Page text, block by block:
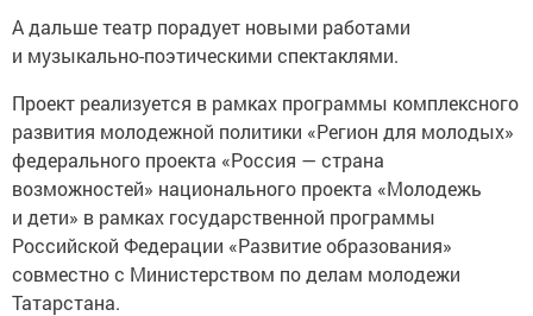
А дальше театр порадует новыми работами
и музыкально-поэтическими спектаклями.
Проект реализуется в рамках программы комплексного
развития молодежной политики «Регион для молодых»
федерального проекта «Россия — страна
возможностей» национального проекта «Молодежь
и дети» в рамках государственной программы
Российской Федерации «Развитие образования»
совместно с Министерством по делам молодежи
Татарстана.